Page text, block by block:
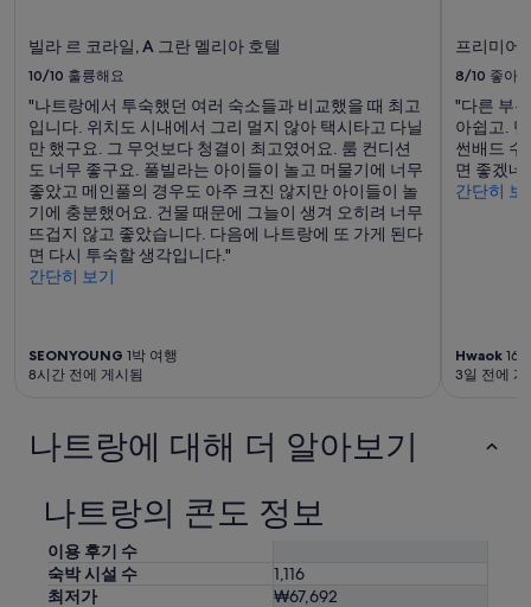
약
관
다.
빌라 르 코라일, A 그란 멜리아 호텔
10/10 훌륭해요
"나트랑에서 투숙했던 여러 숙소들과 비교했을 때 최고
입니다. 위치도 시내에서 그리 멀지 않아 택시타고 다닐
만 했구요. 그 무엇보다 청결이 최고였어요. 룸 컨디션
도 너무 좋구요. 풀빌라는 아이들이 놀고 머물기에 너무
좋았고 메인풀의 경우도 아주 크진 않지만 아이들이 놀
기에 충분했어요. 건물 때문에 그늘이 생겨 오히려 너무
뜨겁지 않고 좋았습니다. 다음에 나트랑에 또 가게 된다
면 다시 투숙할 생각입니다."
간단히 보기
SEONYOUNG 1박 여행
8시간 전에 게시됨
프리미어
8/10 좋아요
"다른 부
아쉽고.
썬배드 수
면 좋겠네
간단히 보
Hwaok 16
3일 전에 게
나트랑에 대해 더 알아보기
나트랑의 콘도 정보
이용 후기 수
숙박 시설 수
1,116
최저가
₩67,692